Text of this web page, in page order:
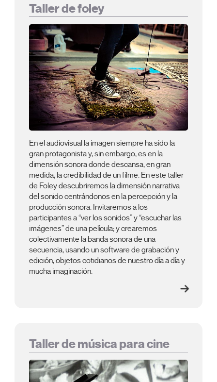
Taller de foley
En el audiovisual la imagen siempre ha sido la
gran protagonista y, sin embargo, es en la
dimensión sonora donde descansa, en gran
medida, la credibilidad de un filme. En este taller
de Foley descubriremos la dimensión narrativa
del sonido centrándonos en la percepción y la
producción sonora. Invitaremos a los
participantes a “ver los sonidos” y “escuchar las
imágenes” de una película; y crearemos
colectivamente la banda sonora de una
secuencia, usando un software de grabación y
edición, objetos cotidianos de nuestro día a día y
mucha imaginación.
Taller de música para cine